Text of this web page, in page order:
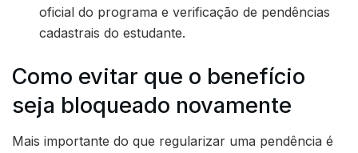
oficial do programa e verificação de pendências
cadastrais do estudante.
Como evitar que o benefício
seja bloqueado novamente
Mais importante do que regularizar uma pendência é